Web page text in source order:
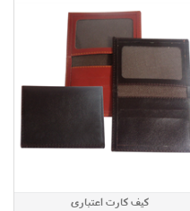
کیف کارت اعتباری